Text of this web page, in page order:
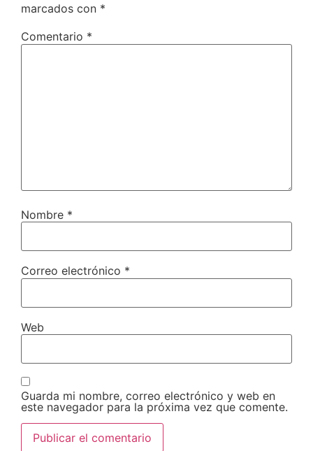
marcados con *
Comentario *
Nombre *
Correo electrónico *
Web
Guarda mi nombre, correo electrónico y web en
este navegador para la próxima vez que comente.